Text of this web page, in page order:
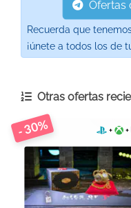
Ofertas
Recuerda que
¡únete a todos los de
Otras ofertas
- 30% + +